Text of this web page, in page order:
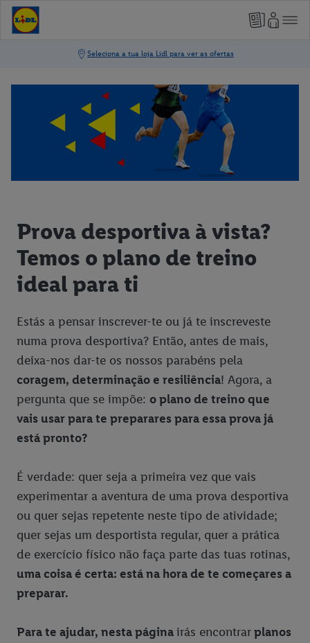
Prova desportiva à vista?
Temos o plano de treino
ideal para ti
Estás a pensar inscrever-te ou já te inscreveste
numa prova desportiva? Então, antes de mais,
deixa-nos dar-te os nossos parabéns pela
coragem, determinação e resiliência! Agora, a
pergunta que se impõe: o plano de treino que
vais usar para te preparares para essa prova já
está pronto?
É verdade: quer seja a primeira vez que vais
experimentar a aventura de uma prova desportiva
ou quer sejas repetente neste tipo de atividade;
quer sejas um desportista regular, quer a prática
de exercício físico não faça parte das tuas rotinas,
uma coisa é certa: está na hora de te começares a
preparar.
Para te ajudar, nesta páginairás encontrarplanos